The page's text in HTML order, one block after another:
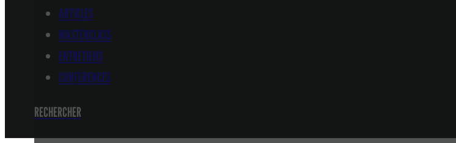
ARTICLES
MASTERCLASS
ENTRETIENS
CONFÉRENCES
RECHERCHER